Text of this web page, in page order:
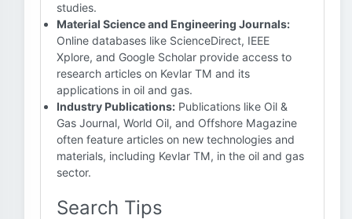
studies.
Material Science and Engineering Journals:
Online databases like ScienceDirect, IEEE
Xplore, and Google Scholar provide access to
research articles on Kevlar TM and its
applications in oil and gas.
Industry Publications: Publications like Oil &
Gas Journal, World Oil, and Offshore Magazine
often feature articles on new technologies and
materials, including Kevlar TM, in the oil and gas
sector.
Search Tips